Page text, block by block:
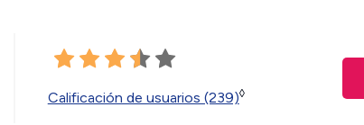
Calificación de usuarios (239)◊